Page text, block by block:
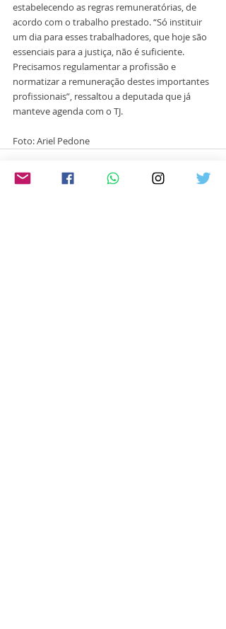
estabelecendo as regras remuneratórias, de
acordo com o trabalho prestado. “Só instituir
um dia para esses trabalhadores, que hoje são
essenciais para a justiça, não é suficiente.
Precisamos regulamentar a profissão e
normatizar a remuneração destes importantes
profissionais”, ressaltou a deputada que já
manteve agenda com o TJ.
Foto: Ariel Pedone